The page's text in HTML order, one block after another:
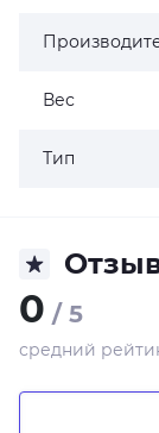
Вес
Тип
0 / 5
средний